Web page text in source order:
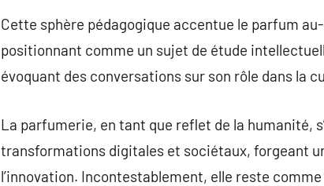
Cette sphère pédagogique accentue le parfum
positionnant comme un sujet de étude
évoquant des conversations sur son rôle dans la
La parfumerie, en tant que reflet de la humanité,
transformations digitales et sociétaux, forgeant
l’innovation. Incontestablement, elle reste